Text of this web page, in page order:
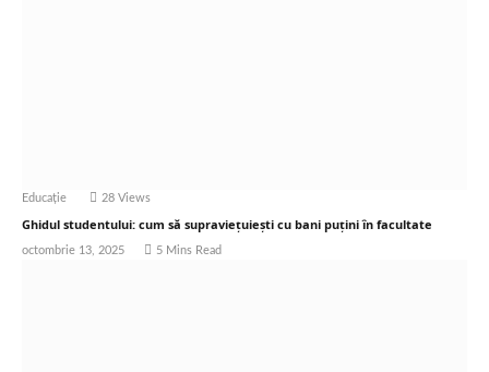
Educație 28 Views
Ghidul studentului: cum să supraviețuiești cu bani puțini în facultate
octombrie 13, 2025 5 Mins Read